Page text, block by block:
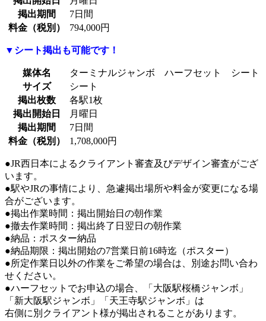
掲出期間
7日間
料金（税別）
794,000円
▼シート掲出も可能です！
媒体名
ターミナルジャンボ ハーフセット シート
サイズ
シート
掲出枚数
各駅1枚
掲出開始日
月曜日
掲出期間
7日間
料金（税別）
1,708,000円
●JR西日本によるクライアント審査及びデザイン審査がござ
います。
●駅やJRの事情により、急遽掲出場所や料金が変更になる場
合がございます。
●掲出作業時間：掲出開始日の朝作業
●撤去作業時間：掲出終了日翌日の朝作業
●納品：ポスター納品
●納品期限：掲出開始の7営業日前16時迄（ポスター）
●所定作業日以外の作業をご希望の場合は、別途お問い合わ
せください。
●ハーフセットでお申込の場合、「大阪駅桜橋ジャンボ」
「新大阪駅ジャンボ」「天王寺駅ジャンボ」は
右側に別クライアント様が掲出されることがあります。